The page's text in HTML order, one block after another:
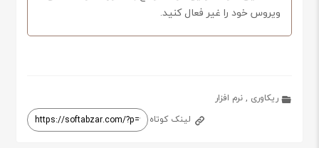
ویروس خود را غیر فعال کنید.
ریکاوری ,نرم افزار
لینک کوتاه